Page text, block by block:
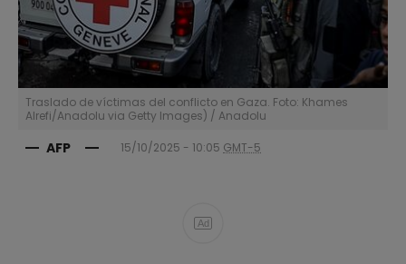
Traslado de víctimas del conflicto en Gaza. Foto: Khames
Alrefi/Anadolu via Getty Images) / Anadolu
AFP 15/10/2025 - 10:05 GMT-5
Ad